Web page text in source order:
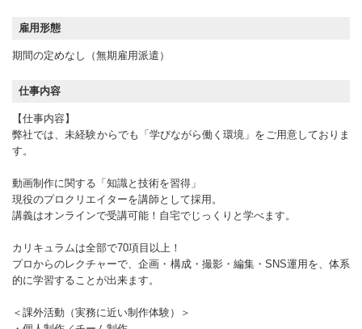
雇用形態
期間の定めなし（無期雇用派遣）
仕事内容
【仕事内容】
弊社では、未経験からでも「学びながら働く環境」をご用意しておりま
す。
動画制作に関する「知識と技術を習得」
現役のプロクリエイターを講師として採用。
講義はオンラインで受講可能！自宅でじっくりと学べます。
カリキュラムは全部で70項目以上！
プロからのレクチャーで、企画・構成・撮影・編集・SNS運用を、体系
的に学習することが出来ます。
＜課外活動（実務に近い制作体験）＞